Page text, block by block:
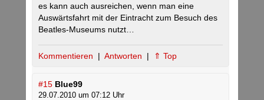
es kann auch ausreichen, wenn man eine
Auswärtsfahrt mit der Eintracht zum Besuch des
Beatles-Museums nutzt…
Kommentieren | Antworten | ⇑ Top
#15 Blue99
29.07.2010 um 07:12 Uhr